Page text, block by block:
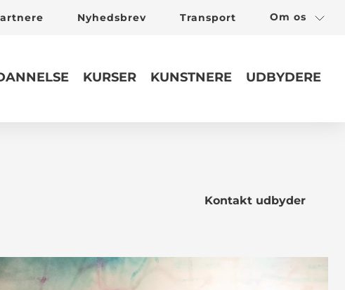
Nyhedsbrev Transport Om os
KURSER KUNSTNERE UDBYDERE
Kontakt udbyder